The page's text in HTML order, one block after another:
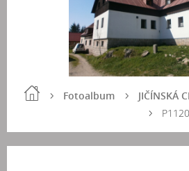
Fotoalbum
JIČÍNSKÁ